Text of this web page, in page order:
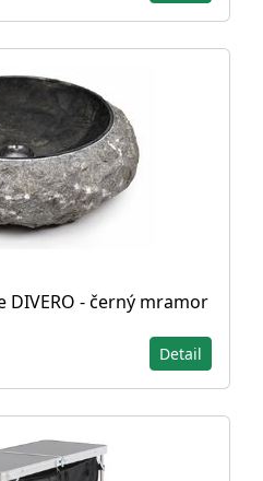
DIVERO - černý mramor
Detail